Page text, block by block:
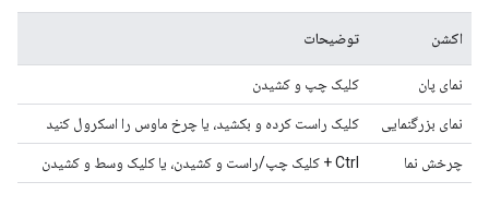
اکشن توضیحات
نمای پان کلیک چپ و کشیدن
نمای بزرگنمایی کلیک راست کرده و بکشید، یا چرخ ماوس را اسکرول کنید
چرخش نما Ctrl + کلیک چپ/راست و کشیدن، یا کلیک وسط و کشیدن